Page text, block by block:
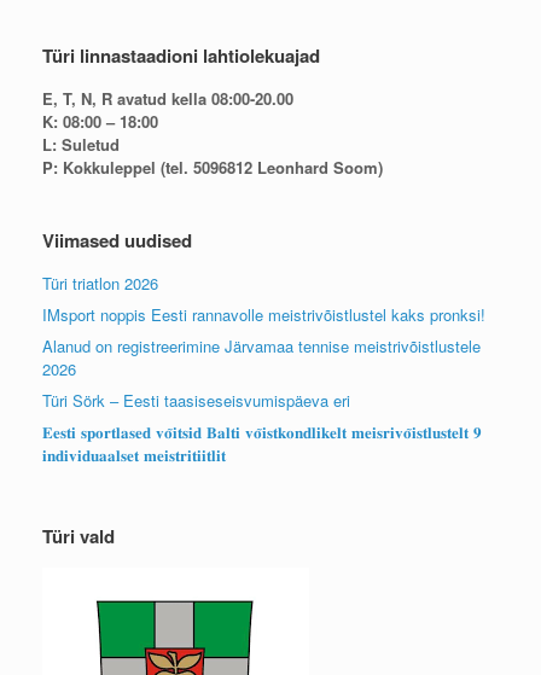
Türi linnastaadioni lahtiolekuajad
E, T, N, R avatud kella 08:00-20.00
K: 08:00 – 18:00
L: Suletud
P: Kokkuleppel (tel. 5096812 Leonhard Soom)
Viimased uudised
Türi triatlon 2026
IMsport noppis Eesti rannavolle meistrivõistlustel kaks pronksi!
Alanud on registreerimine Järvamaa tennise meistrivõistlustele
2026
Türi Sörk – Eesti taasiseseisvumispäeva eri
𝐄𝐞𝐬𝐭𝐢 𝐬𝐩𝐨𝐫𝐭𝐥𝐚𝐬𝐞𝐝 𝐯𝐨̃𝐢𝐭𝐬𝐢𝐝 𝐁𝐚𝐥𝐭𝐢 𝐯𝐨̃𝐢𝐬𝐭𝐤𝐨𝐧𝐝𝐥𝐢𝐤𝐞𝐥𝐭 𝐦𝐞𝐢𝐬𝐫𝐢𝐯𝐨̃𝐢𝐬𝐭𝐥𝐮𝐬𝐭𝐞𝐥𝐭 𝟗
𝐢𝐧𝐝𝐢𝐯𝐢𝐝𝐮𝐚𝐚𝐥𝐬𝐞𝐭 𝐦𝐞𝐢𝐬𝐭𝐫𝐢𝐭𝐢𝐢𝐭𝐥𝐢𝐭
Türi vald